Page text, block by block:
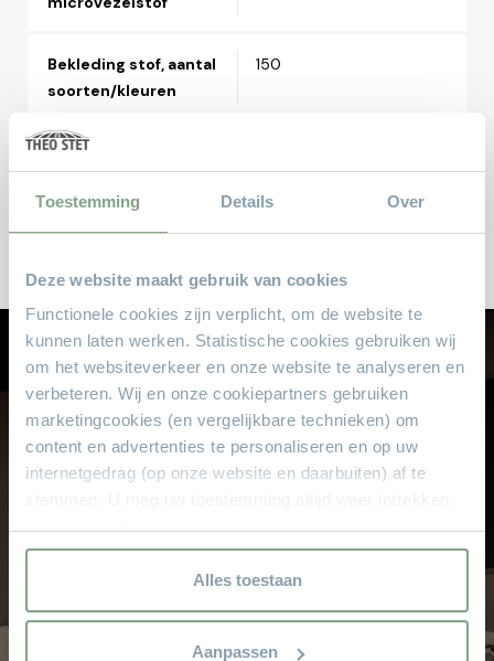
Toestemming Details Over
Deze website maakt gebruik van cookies
Functionele cookies zijn verplicht, om de website te
kunnen laten werken. Statistische cookies gebruiken wij
om het websiteverkeer en onze website te analyseren en
verbeteren. Wij en onze cookiepartners gebruiken
marketingcookies (en vergelijkbare technieken) om
content en advertenties te personaliseren en op uw
internetgedrag (op onze website en daarbuiten) af te
onze website verwijzen wij u naar onze
Alles toestaan
Aanpassen
Bekleding stof, aantal
soorten/kleuren
150
Opties
Met relaxfunctie mogelijk
Keuze in zitcomfort
(zacht, medium, hard)
Laat je professioneel adviseren
bij Theo Stet
Onze verkoopspecialisten met jarenlange
ervaring helpen u graag met het kiezen van
Kom langs in de showroom